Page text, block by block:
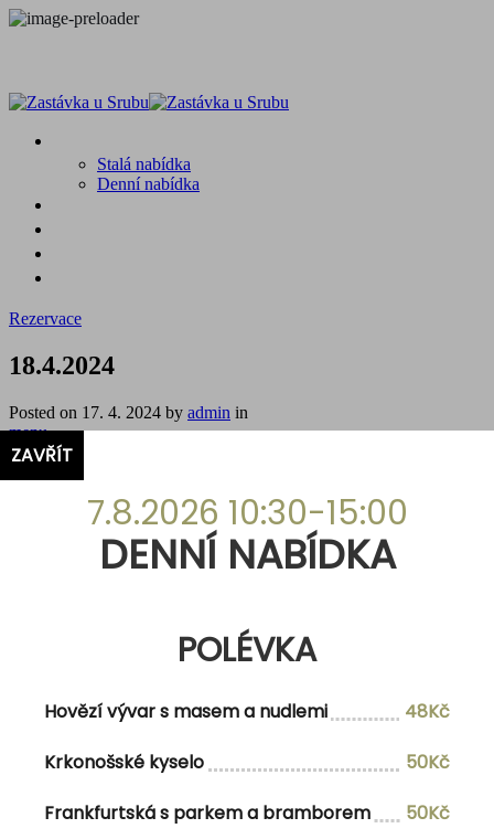
Stalá nabídka
Denní nabídka
Rezervace
18.4.2024
Posted on 17. 4. 2024 by admin in
menu
DENNÍ NABÍDKA
Hovězí vývar s masem a nudlemi
Buřtgulášová s chlebem
48Kč
MENU 1
ZAVŘÍT
7.8.2026 10:30-15:00
DENNÍ NABÍDKA
POLÉVKA
Hovězí vývar s masem a nudlemi
48Kč
Krkonošské kyselo
50Kč
Frankfurtská s parkem a bramborem
50Kč